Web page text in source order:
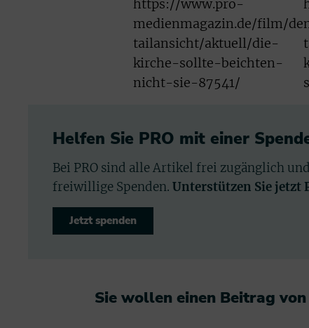
https://www.pro-
medienmagazin.de/film/de
tailansicht/aktuell/die-
kirche-sollte-beichten-
nicht-sie-87541/
Helfen Sie PRO mit einer
Bei PRO sind alle Artikel frei zugänglich
freiwillige Spenden. Unterstützen Sie jetzt
Jetzt spenden
Sie wollen einen Beitrag